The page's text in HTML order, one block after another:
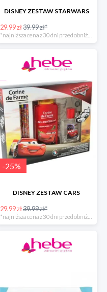
DISNEY ZESTAW STARWARS
29.99 zł39.99 zł*
*najniższa cena z 30 dni przed obniżką
-25%
DISNEY ZESTAW CARS
29.99 zł39.99 zł*